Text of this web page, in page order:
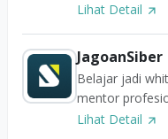
Lihat Detail
JagoanSiber
Belajar jadi
mentor
Lihat Detail